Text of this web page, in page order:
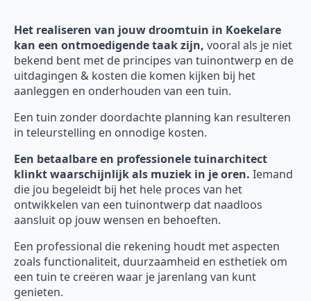
Het realiseren van jouw droomtuin in Koekelare
kan een ontmoedigende taak zijn, vooral als je niet
bekend bent met de principes van tuinontwerp en de
uitdagingen & kosten die komen kijken bij het
aanleggen en onderhouden van een tuin.
Een tuin zonder doordachte planning kan resulteren
in teleurstelling en onnodige kosten.
Een betaalbare en professionele tuinarchitect
klinkt waarschijnlijk als muziek in je oren. Iemand
die jou begeleidt bij het hele proces van het
ontwikkelen van een tuinontwerp dat naadloos
aansluit op jouw wensen en behoeften.
Een professional die rekening houdt met aspecten
zoals functionaliteit, duurzaamheid en esthetiek om
een tuin te creëren waar je jarenlang van kunt
genieten.